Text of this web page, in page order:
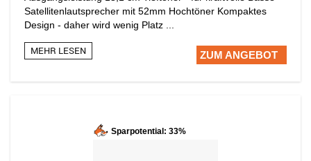
Satellitenlautsprecher mit 52mm Hochtöner Kompaktes
Design - daher wird wenig Platz ...
MEHR LESEN ZUM ANGEBOT
Sparpotential: 33%